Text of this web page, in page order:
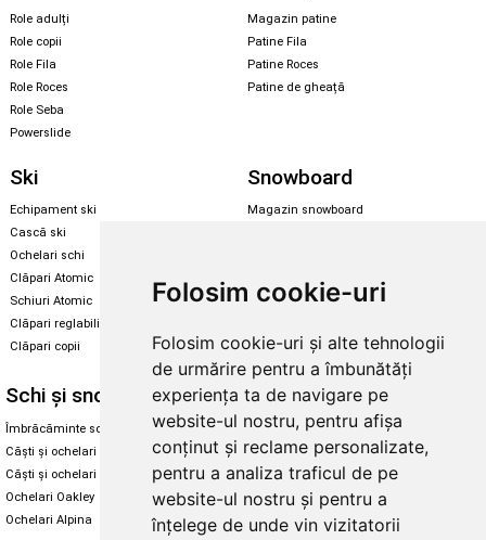
Folosim cookie-uri
Folosim cookie-uri și alte tehnologii
de urmărire pentru a îmbunătăți
experiența ta de navigare pe
website-ul nostru, pentru afișa
conținut și reclame personalizate,
pentru a analiza traficul de pe
website-ul nostru și pentru a
înțelege de unde vin vizitatorii
Role adulți
Role copii
Role Fila
Role Roces
Role Seba
Powerslide
Magazin patine
Patine Fila
Patine Roces
Patine de gheață
Ski
Echipament ski
Cască ski
Ochelari schi
Clăpari Atomic
Schiuri Atomic
Clăpari reglabili
Clăpari copii
Snowboard
Magazin snowboard
Skate & longboard
Santa Cruz
Enuff Skateboards
Schi și snowboard
Îmbrăcăminte schi și snowboard
Căști și ochelari de iarnă
Căști și ochelari Alpina
Ochelari Oakley
Ochelari Alpina
Diverse
Cum aleg rolele
Cum aleg ochelarii
Ochelari de soare Oakley
Ochelari de soare Alpina
Intretinere manusi